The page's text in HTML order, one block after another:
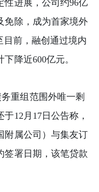
性进展，公司约96亿
免除，成为首家境外
目前，融创通过境内
降近600亿元。
重组范围外唯一剩
12月17日公告称，
附属公司）与集友订
签署日期，该笔贷款